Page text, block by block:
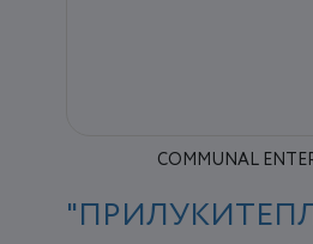
COMMUNAL